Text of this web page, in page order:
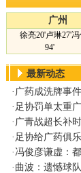
广州
徐亮20'卢琳27'
94'
最新动态
· 广药成洗牌事
· 足协罚单太重
· 广青战超长补
· 足协给广药俱
· 冯俊彦谦虚：
· 曲波：遗憾球